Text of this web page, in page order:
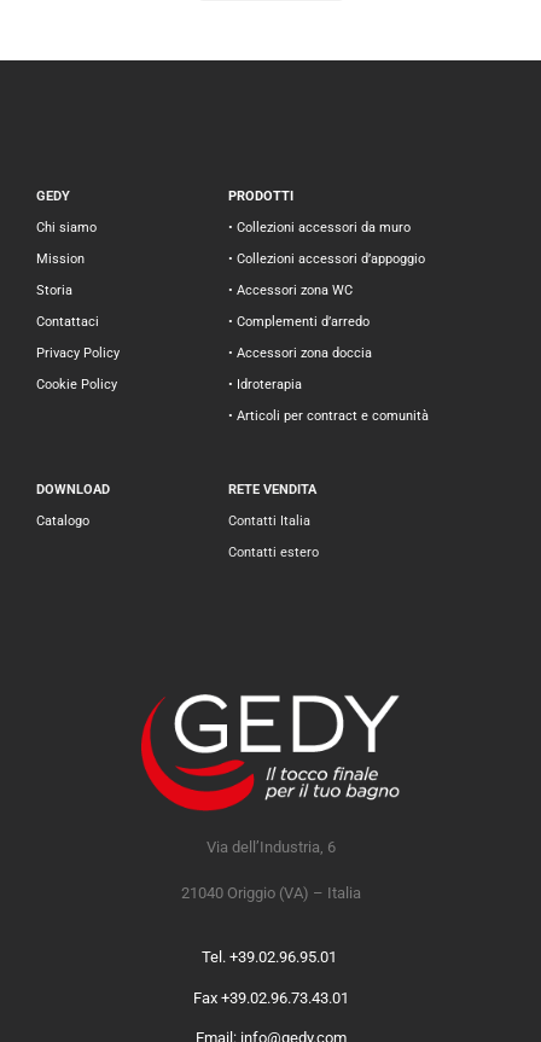
GEDY
Chi siamo
Mission
Storia
Contattaci
Privacy Policy
Cookie Policy
PRODOTTI
• Collezioni accessori da muro
• Collezioni accessori d’appoggio
• Accessori zona WC
• Complementi d’arredo
• Accessori zona doccia
• Idroterapia
• Articoli per contract e comunità
DOWNLOAD
Catalogo
RETE VENDITA
Contatti Italia
Contatti estero
Via dell’Industria, 6
21040 Origgio (VA) – Italia
Tel. +39.02.96.95.01
Fax +39.02.96.73.43.01
Email: info@gedy.com